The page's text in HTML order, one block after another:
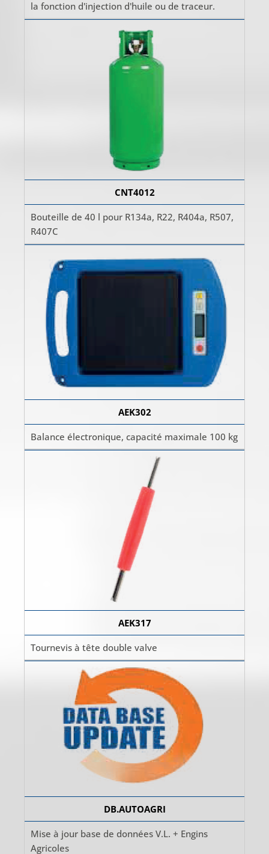
la fonction d'injection d'huile ou de traceur.
CNT4012
Bouteille de 40 l pour R134a, R22, R404a, R507,
R407C
AEK302
Balance électronique, capacité maximale 100 kg
AEK317
Tournevis à tête double valve
DB.AUTOAGRI
Mise à jour base de données V.L. + Engins
Agricoles